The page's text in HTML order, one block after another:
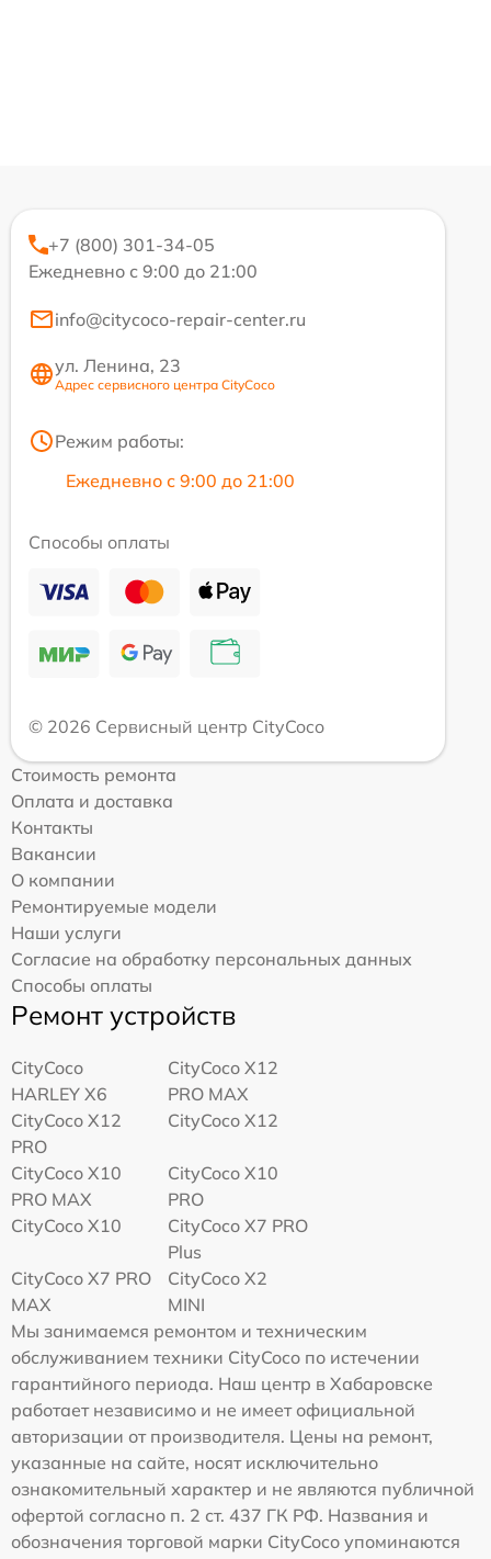
+7 (800) 301-34-05
Ежедневно с 9:00 до 21:00
info@citycoco-repair-center.ru
ул. Ленина, 23
Адрес сервисного центра CityCoco
Режим работы:
Ежедневно с 9:00 до 21:00
Способы оплаты
© 2026 Сервисный центр CityCoco
Стоимость ремонта
Оплата и доставка
Контакты
Вакансии
О компании
Ремонтируемые модели
Наши услуги
Согласие на обработку персональных данных
Способы оплаты
Ремонт устройств
CityCoco
HARLEY X6
CityCoco X12
PRO MAX
CityCoco X12
PRO
CityCoco X12
CityCoco X10
PRO MAX
CityCoco X10
PRO
CityCoco X10
CityCoco X7 PRO
Plus
CityCoco X7 PRO
MAX
CityCoco X2
MINI
Мы занимаемся ремонтом и техническим
обслуживанием техники CityCoco по истечении
гарантийного периода. Наш центр в Хабаровске
работает независимо и не имеет официальной
авторизации от производителя. Цены на ремонт,
указанные на сайте, носят исключительно
ознакомительный характер и не являются публичной
офертой согласно п. 2 ст. 437 ГК РФ. Названия и
обозначения торговой марки CityCoco упоминаются